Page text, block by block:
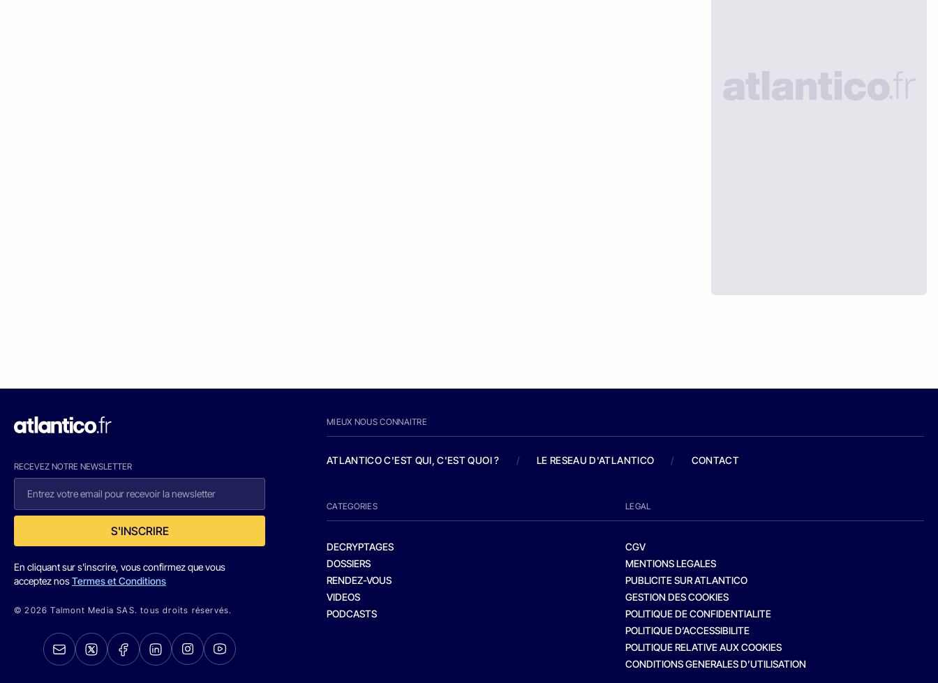
RECEVEZ NOTRE NEWSLETTER
S'INSCRIRE
En cliquant sur s'inscrire, vous confirmez que vous
acceptez nosTermes et Conditions
© 2026 Talmont Media SAS. tous droits réservés.
MIEUX NOUS CONNAITRE
ATLANTICO C'EST QUI, C'EST QUOI ? / LE RESEAU D'ATLANTICO / CONTACT
CATEGORIES
DECRYPTAGES
DOSSIERS
RENDEZ-VOUS
VIDEOS
PODCASTS
LEGAL
CGV
MENTIONS LEGALES
PUBLICITE SUR ATLANTICO
GESTION DES COOKIES
POLITIQUE DE CONFIDENTIALITE
POLITIQUE D’ACCESSIBILITE
POLITIQUE RELATIVE AUX COOKIES
CONDITIONS GENERALES D’UTILISATION